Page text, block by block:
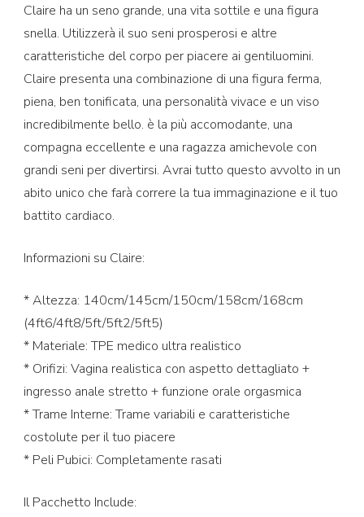
€598.00
€998.00
Claire ha un seno grande, una vita sottile e una figura
snella. Utilizzerà il suo seni prosperosi e altre
caratteristiche del corpo per piacere ai gentiluomini.
Claire presenta una combinazione di una figura ferma,
piena, ben tonificata, una personalità vivace e un viso
incredibilmente bello. è la più accomodante, una
compagna eccellente e una ragazza amichevole con
grandi seni per divertirsi. Avrai tutto questo avvolto in un
abito unico che farà correre la tua immaginazione e il tuo
battito cardiaco.
Informazioni su Claire:
* Altezza: 140cm/145cm/150cm/158cm/168cm
(4ft6/4ft8/5ft/5ft2/5ft5)
* Materiale: TPE medico ultra realistico
* Orifizi: Vagina realistica con aspetto dettagliato +
ingresso anale stretto + funzione orale orgasmica
* Trame Interne: Trame variabili e caratteristiche
costolute per il tuo piacere
* Peli Pubici: Completamente rasati
Il Pacchetto Include: